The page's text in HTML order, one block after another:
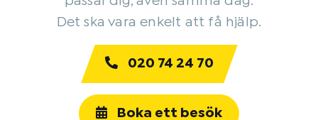
Det ska vara enkelt att få hjälp.
020 74 24 70
Boka ett besök